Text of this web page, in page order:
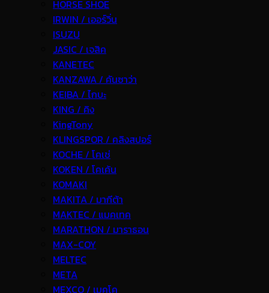
HORSE SHOE
IRWIN / เออร์วิ่น
ISUZU
JASIC / เจสิค
KANETEC
KANZAWA / คันซาว่า
KEIBA / ไกบะ
KING / คิง
KingTony
KLINGSPOR / คลิงสปอร์
KOCHE / โคเช่
KOKEN / โคเค้น
KOMAKI
MAKITA / มากีต้า
MAKTEC / แมคเทค
MARATHON / มาราธอน
MAX-COY
MELTEC
META
MEXCO / เมคโค